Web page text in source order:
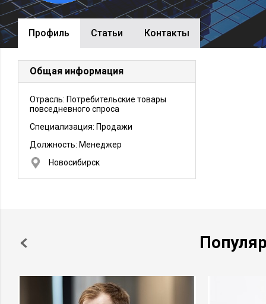
Профиль Cтатьи Контакты
Общая информация
Отрасль: Потребительские товары
повседневного спроса
Специализация: Продажи
Должность: Менеджер
Новосибирск